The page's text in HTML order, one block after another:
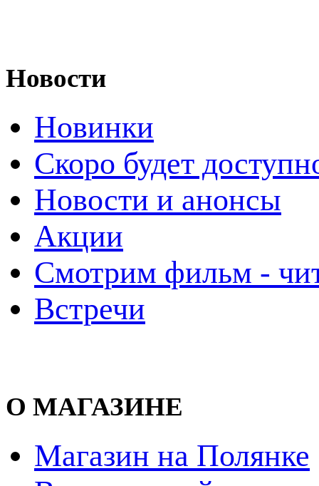
Новости
Новинки
Скоро будет
Новости и анонсы
Акции
Смотрим фильм -
Встречи
О МАГАЗИНЕ
Магазин на Полянке